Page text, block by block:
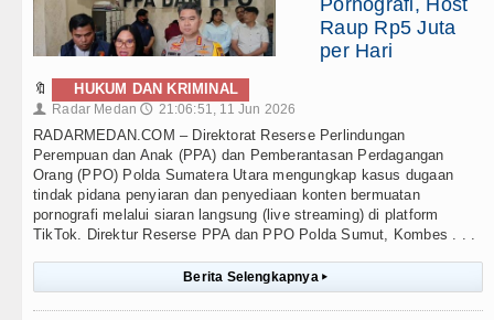
Raup Rp5 Juta
per Hari
🔖 HUKUM DAN KRIMINAL
👤 Radar Medan 🕔 21:06:51, 11 Jun 2026
RADARMEDAN.COM – Direktorat Reserse Perlindungan
Perempuan dan Anak (PPA) dan Pemberantasan Perdagangan
Orang (PPO) Polda Sumatera Utara mengungkap kasus dugaan
tindak pidana penyiaran dan penyediaan konten bermuatan
pornografi melalui siaran langsung (live streaming) di platform
TikTok. Direktur Reserse PPA dan PPO Polda Sumut, Kombes . . .
Berita Selengkapnya ▸